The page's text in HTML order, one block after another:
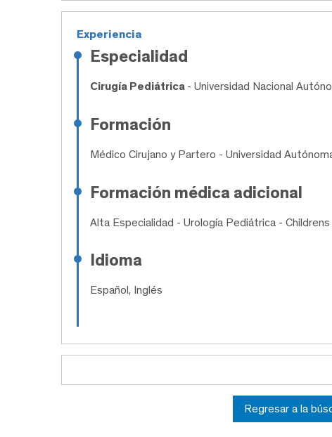
Experiencia
Especialidad
Cirugía Pediátrica - Universidad Nacional
Formación
Médico Cirujano y Partero - Universidad
Formación médica adicional
Alta Especialidad - Urología Pediátrica -
Idioma
Español, Inglés
Regresar a la